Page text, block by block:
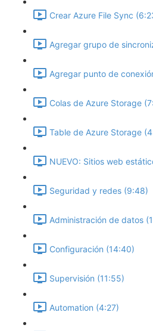
Crear Azure File Sync
Agregar grupo de
Agregar punto de
Colas de Azure Storage
Table de Azure Storage
NUEVO: Sitios web
Seguridad y redes (9:48)
Administración de datos
Configuración (14:40)
Supervisión (11:55)
Automation (4:27)